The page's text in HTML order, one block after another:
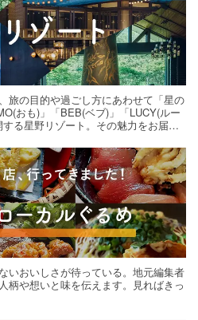
旅の目的や過ごし方にあわせて「星の
おも)」「BEB(ベブ)」「LUCY(ルー
る星野リゾート。その魅力をお届け
いおいしさが待っている。地元編集者
柄や想いと味を伝えます。見ればきっ